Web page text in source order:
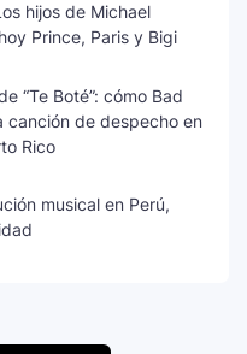
hijos de Michael
Prince, Paris y Bigi
“Te Boté”: cómo Bad
canción de despecho en
Rico
musical en Perú,